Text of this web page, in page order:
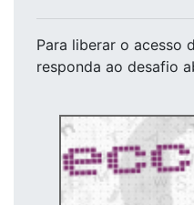
Para liberar o acesso
responda ao desafio